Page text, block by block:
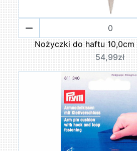
Nożyczki do haftu 10,0cm
54,99zł